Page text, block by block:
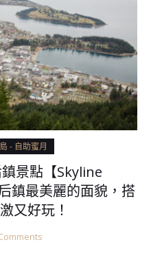
- 自助蜜月
景點【Skyline
鎮最美麗的面貌，搭
又好玩！